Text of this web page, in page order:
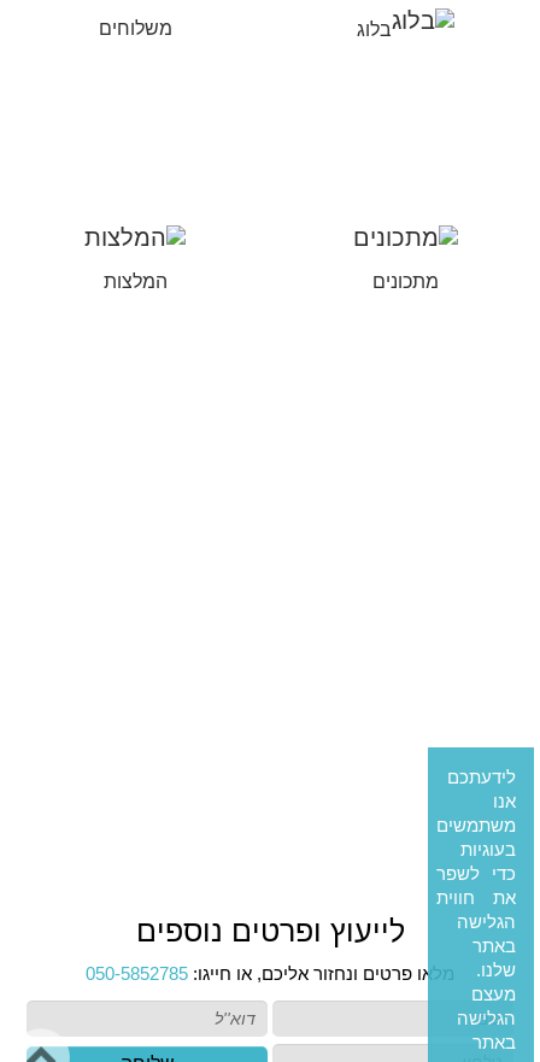
בלוג משלוחים
מתכונים המלצות
לייעוץ ופרטים נוספים
מלאו פרטים ונחזור אליכם, או חייגו: 050-5852785
לידעתכם
אנו
משתמשים
בעוגיות
כדי לשפר
את חווית
הגלישה
באתר
שלנו.
מעצם
הגלישה
באתר